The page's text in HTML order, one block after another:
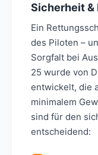
Sicherheit &
Ein
des Piloten –
Sorgfalt bei
25 wurde von
entwickelt, die
minimalem
sind für den
entscheidend: